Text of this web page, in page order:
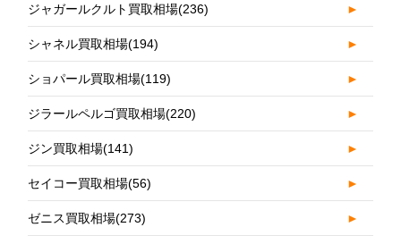
ジャガールクルト買取相場(236) ►
シャネル買取相場(194) ►
ショパール買取相場(119) ►
ジラールペルゴ買取相場(220) ►
ジン買取相場(141) ►
セイコー買取相場(56) ►
ゼニス買取相場(273) ►